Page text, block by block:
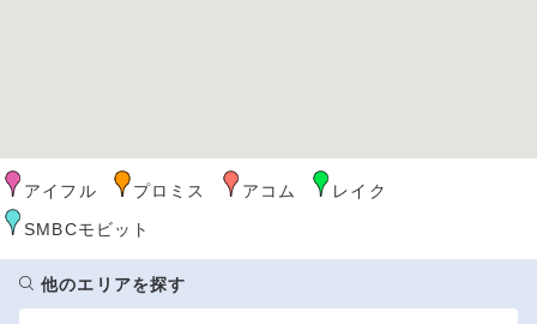
アイフル プロミス アコム
レイク
SMBCモビット
他のエリアを探す